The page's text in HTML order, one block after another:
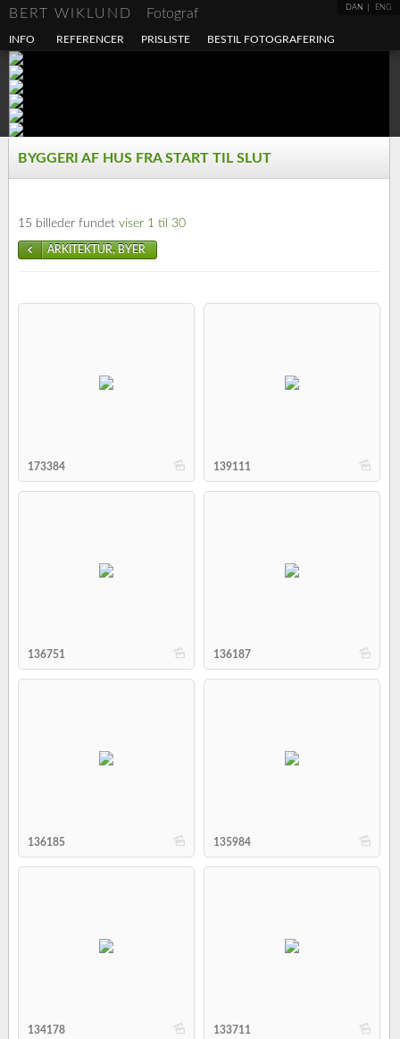
DAN ENG
BERT WIKLUND Fotograf
INFO REFERENCER PRISLISTE BESTIL FOTOGRAFERING
BYGGERI AF HUS FRA START TIL SLUT
15 billeder fundet viser 1 til 30
ARKITEKTUR, BYER
b
173384 b
139111
b
136751 b
136187
b
136185 b
135984
b
134178 b
133711